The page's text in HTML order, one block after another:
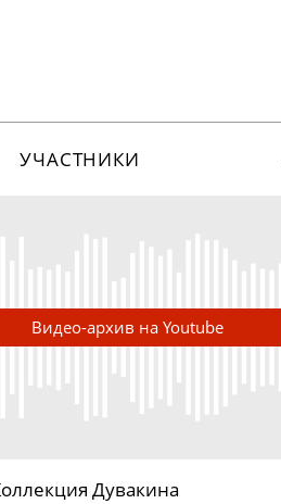
УЧАСТНИКИ
Видео-архив на Youtube
Дувакина